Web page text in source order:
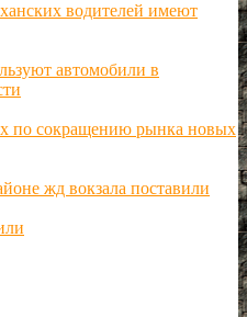
водителей имеют
автомобили в
по сокращению рынка новых
жд вокзала поставили